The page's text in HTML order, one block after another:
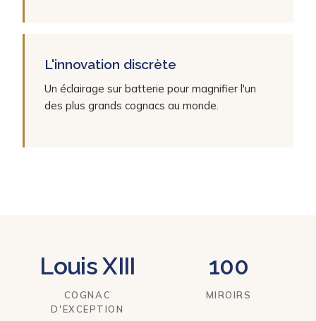
L'innovation discrète
Un éclairage sur batterie pour magnifier l'un
des plus grands cognacs au monde.
Louis XIII
COGNAC
D'EXCEPTION
100
MIROIRS